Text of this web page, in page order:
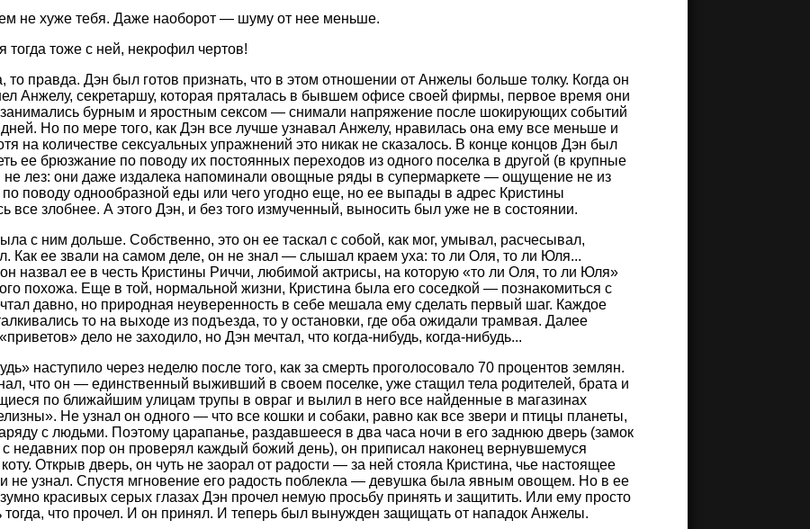
не хуже тебя. Даже наоборот — шуму от нее меньше.
тогда тоже с ней, некрофил чертов!
то правда. Дэн был готов признать, что в этом отношении от Анжелы больше толку. Когда он
Анжелу, секретаршу, которая пряталась в бывшем офисе своей фирмы, первое время они
занимались бурным и яростным сексом — снимали напряжение после шокирующих событий
Но по мере того, как Дэн все лучше узнавал Анжелу, нравилась она ему все меньше и
на количестве сексуальных упражнений это никак не сказалось. В конце концов Дэн был
ее брюзжание по поводу их постоянных переходов из одного поселка в другой (в крупные
не лез: они даже издалека напоминали овощные ряды в супермаркете — ощущение не из
поводу однообразной еды или чего угодно еще, но ее выпады в адрес Кристины
все злобнее. А этого Дэн, и без того измученный, выносить был уже не в состоянии.
с ним дольше. Собственно, это он ее таскал с собой, как мог, умывал, расчесывал,
Как ее звали на самом деле, он не знал — слышал краем уха: то ли Оля, то ли Юля...
назвал ее в честь Кристины Риччи, любимой актрисы, на которую «то ли Оля, то ли Юля»
похожа. Еще в той, нормальной жизни, Кристина была его соседкой — познакомиться с
давно, но природная неуверенность в себе мешала ему сделать первый шаг. Каждое
то на выходе из подъезда, то у остановки, где оба ожидали трамвая. Далее
дело не заходило, но Дэн мечтал, что когда-нибудь, когда-нибудь...
наступило через неделю после того, как за смерть проголосовало 70 процентов землян.
что он — единственный выживший в своем поселке, уже стащил тела родителей, брата и
по ближайшим улицам трупы в овраг и вылил в него все найденные в магазинах
Не узнал он одного — что все кошки и собаки, равно как все звери и птицы планеты,
с людьми. Поэтому царапанье, раздавшееся в два часа ночи в его заднюю дверь (замок
с недавних пор он проверял каждый божий день), он приписал наконец вернувшемуся
Открыв дверь, он чуть не заорал от радости — за ней стояла Кристина, чье настоящее
не узнал. Спустя мгновение его радость поблекла — девушка была явным овощем. Но в ее
красивых серых глазах Дэн прочел немую просьбу принять и защитить. Или ему просто
тогда, что прочел. И он принял. И теперь был вынужден защищать от нападок Анжелы.